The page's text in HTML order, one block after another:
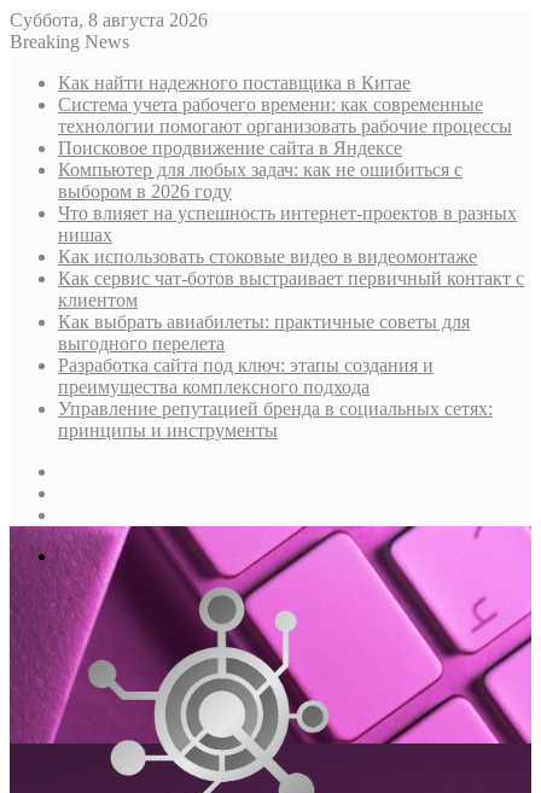
Суббота, 8 августа 2026
Breaking News
Как найти надежного поставщика в Китае
Система учета рабочего времени: как современные
технологии помогают организовать рабочие процессы
Поисковое продвижение сайта в Яндексе
Компьютер для любых задач: как не ошибиться с
выбором в 2026 году
Что влияет на успешность интернет-проектов в разных
нишах
Как использовать стоковые видео в видеомонтаже
Как сервис чат-ботов выстраивает первичный контакт с
клиентом
Как выбрать авиабилеты: практичные советы для
выгодного перелета
Разработка сайта под ключ: этапы создания и
преимущества комплексного подхода
Управление репутацией бренда в социальных сетях:
принципы и инструменты
In
Меню